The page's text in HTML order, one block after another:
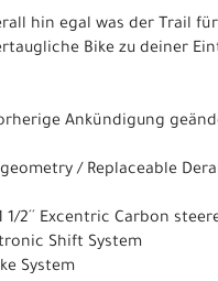
hin egal was der Trail
Bike zu deiner
Ankündigung
/ Replaceable
1/2´´ Excentric Carbon
Shift System
System